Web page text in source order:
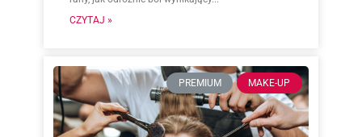
CZYTAJ »
PREMIUM MAKE-UP